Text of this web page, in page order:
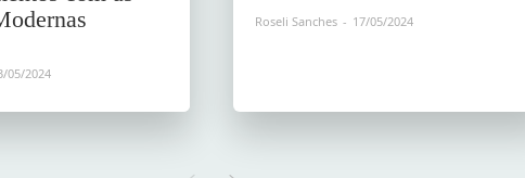
05/2024
Roseli Sanches - 17/05/2024